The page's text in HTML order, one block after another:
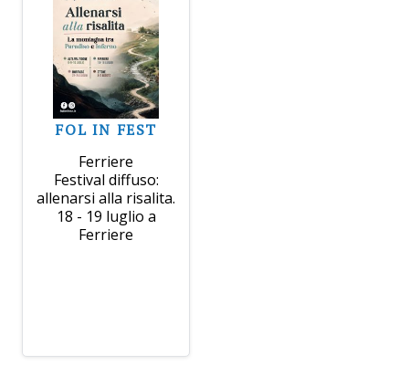
FOL IN FEST
Ferriere
Festival diffuso:
allenarsi alla risalita.
18 - 19 luglio a
Ferriere